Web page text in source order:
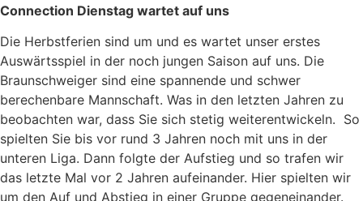
Connection Dienstag wartet auf uns
Die Herbstferien sind um und es wartet unser erstes
Auswärtsspiel in der noch jungen Saison auf uns. Die
Braunschweiger sind eine spannende und schwer
berechenbare Mannschaft. Was in den letzten Jahren zu
beobachten war, dass Sie sich stetig weiterentwickeln. So
spielten Sie bis vor rund 3 Jahren noch mit uns in der
unteren Liga. Dann folgte der Aufstieg und so trafen wir
das letzte Mal vor 2 Jahren aufeinander. Hier spielten wir
um den Auf und Abstieg in einer Gruppe gegeneinander.